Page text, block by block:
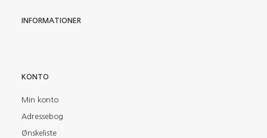
INFORMATIONER
KONTO
Min konto
Adressebog
Ønskeliste